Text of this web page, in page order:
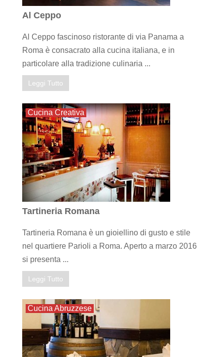
Al Ceppo
Al Ceppo fascinoso ristorante di via Panama a
Roma è consacrato alla cucina italiana, e in
particolare alla tradizione culinaria ...
Leggi Tutto
Cucina Creativa
Tartineria Romana
Tartineria Romana è un gioiellino di gusto e stile
nel quartiere Parioli a Roma. Aperto a marzo 2016
si presenta ...
Leggi Tutto
Cucina Abruzzese